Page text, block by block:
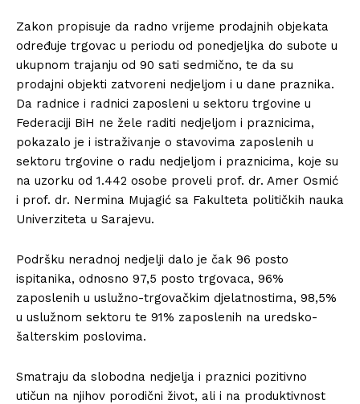
Zakon propisuje da radno vrijeme prodajnih objekata
određuje trgovac u periodu od ponedjeljka do subote u
ukupnom trajanju od 90 sati sedmično, te da su
prodajni objekti zatvoreni nedjeljom i u dane praznika.
Da radnice i radnici zaposleni u sektoru trgovine u
Federaciji BiH ne žele raditi nedjeljom i praznicima,
pokazalo je i istraživanje o stavovima zaposlenih u
sektoru trgovine o radu nedjeljom i praznicima, koje su
na uzorku od 1.442 osobe proveli prof. dr. Amer Osmić
i prof. dr. Nermina Mujagić sa Fakulteta političkih nauka
Univerziteta u Sarajevu.
Podršku neradnoj nedjelji dalo je čak 96 posto
ispitanika, odnosno 97,5 posto trgovaca, 96%
zaposlenih u uslužno-trgovačkim djelatnostima, 98,5%
u uslužnom sektoru te 91% zaposlenih na uredsko-
šalterskim poslovima.
Smatraju da slobodna nedjelja i praznici pozitivno
utičun na njihov porodični život, ali i na produktivnost